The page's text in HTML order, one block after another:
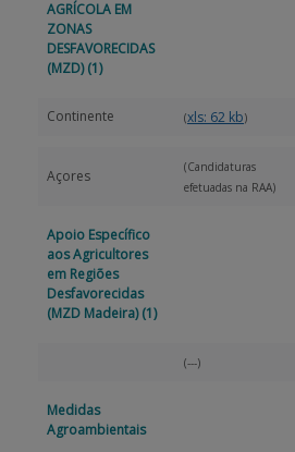
AGRÍCOLA EM
ZONAS
DESFAVORECIDAS
(MZD)(1)
Continente (xls: 62 kb)
Açores
(Candidaturas
efetuadas na RAA)
Apoio Específico
aos Agricultores
em Regiões
Desfavorecidas
(MZD Madeira)(1)
(---)
Medidas
Agroambientais